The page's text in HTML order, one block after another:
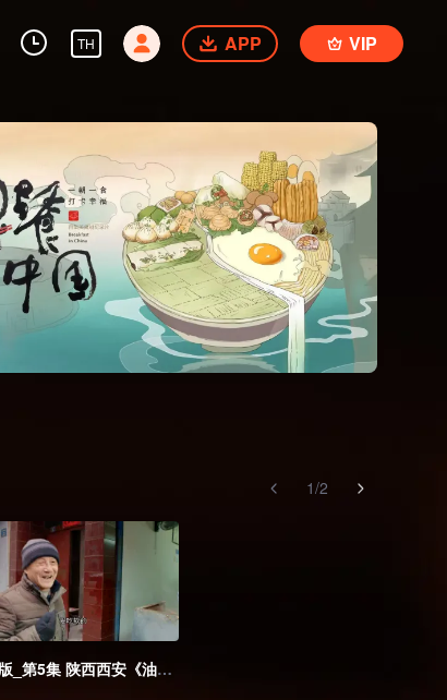
TH APP VIP
1/2
纯净版_第5集 陕西西安《油茶麻花》_05